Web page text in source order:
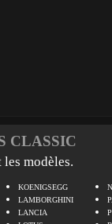
CLASSIC
modèles.
KOENIGSEGG
LAMBORGHINI
LANCIA